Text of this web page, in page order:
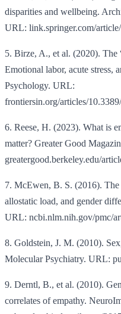
disparities and wellbeing.
URL: link.springer.com/
5. Birze, A., et al. (2020). The
Emotional labor, acute stress,
Psychology. URL:
frontiersin.org/articles/
6. Reese, H. (2023). What is
matter? Greater Good
greatergood.berkeley.edu/
7. McEwen, B. S. (2016).
allostatic load, and gender
URL: ncbi.nlm.nih.gov/pmc/
8. Goldstein, J. M. (2010).
Molecular Psychiatry. URL:
9. Derntl, B., et al. (2010).
correlates of empathy.